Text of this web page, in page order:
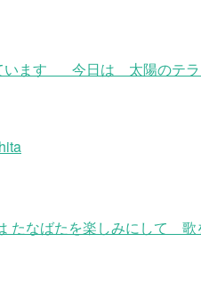
ます 今日は 太陽のテ
なばたを楽しみにして